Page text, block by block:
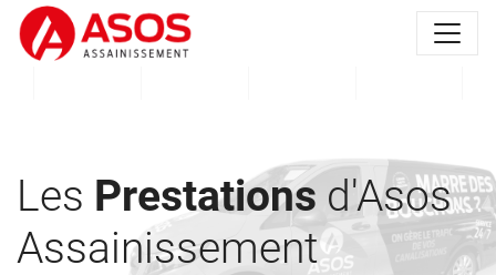
Les Prestations d'Asos
Assainissement